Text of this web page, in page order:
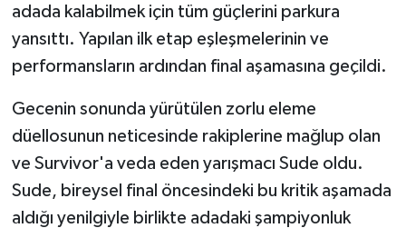
adada kalabilmek için tüm güçlerini parkura
yansıttı. Yapılan ilk etap eşleşmelerinin ve
performansların ardından final aşamasına geçildi.
Gecenin sonunda yürütülen zorlu eleme
düellosunun neticesinde rakiplerine mağlup olan
ve Survivor'a veda eden yarışmacı Sude oldu.
Sude, bireysel final öncesindeki bu kritik aşamada
aldığı yenilgiyle birlikte adadaki şampiyonluk